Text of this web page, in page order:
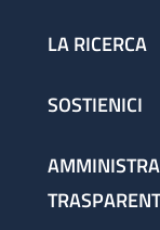
LA RICERCA
SOSTIENICI